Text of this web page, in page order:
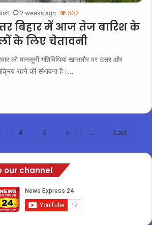
2 weeks ago 502
बिहार में आज तेज बारिश के
के लिए चेतावनी
को मानसूनी गतिविधियां खासतौर पर उत्तर और
रहने की संभावना है।…
4 5 » ... Last
our channel